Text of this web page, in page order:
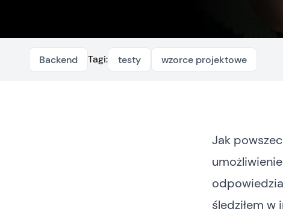
Backend Tagi: testy wzorce projektowe
Jak
śledziłem